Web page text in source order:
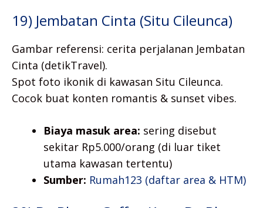
19) Jembatan Cinta (Situ Cileunca)
Gambar referensi: cerita perjalanan Jembatan
Cinta (detikTravel).
Spot foto ikonik di kawasan Situ Cileunca.
Cocok buat konten romantis & sunset vibes.
Biaya masuk area: sering disebut
sekitar Rp5.000/orang (di luar tiket
utama kawasan tertentu)
Sumber: Rumah123 (daftar area & HTM)